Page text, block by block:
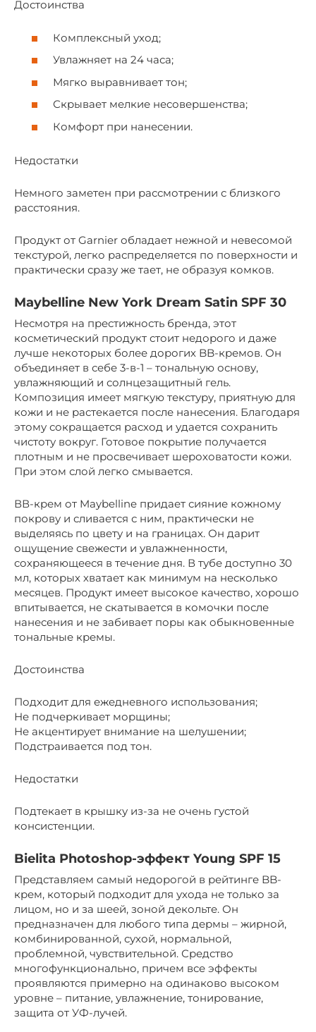
Достоинства
Комплексный уход;
Увлажняет на 24 часа;
Мягко выравнивает тон;
Скрывает мелкие несовершенства;
Комфорт при нанесении.
Недостатки
Немного заметен при рассмотрении с близкого
расстояния.
Продукт от Garnier обладает нежной и невесомой
текстурой, легко распределяется по поверхности и
практически сразу же тает, не образуя комков.
Maybelline New York Dream Satin SPF 30
Несмотря на престижность бренда, этот
косметический продукт стоит недорого и даже
лучше некоторых более дорогих BB-кремов. Он
объединяет в себе 3-в-1 – тональную основу,
увлажняющий и солнцезащитный гель.
Композиция имеет мягкую текстуру, приятную для
кожи и не растекается после нанесения. Благодаря
этому сокращается расход и удается сохранить
чистоту вокруг. Готовое покрытие получается
плотным и не просвечивает шероховатости кожи.
При этом слой легко смывается.
ВВ-крем от Maybelline придает сияние кожному
покрову и сливается с ним, практически не
выделяясь по цвету и на границах. Он дарит
ощущение свежести и увлажненности,
сохраняющееся в течение дня. В тубе доступно 30
мл, которых хватает как минимум на несколько
месяцев. Продукт имеет высокое качество, хорошо
впитывается, не скатывается в комочки после
нанесения и не забивает поры как обыкновенные
тональные кремы.
Достоинства
Подходит для ежедневного использования;
Не подчеркивает морщины;
Не акцентирует внимание на шелушении;
Подстраивается под тон.
Недостатки
Подтекает в крышку из-за не очень густой
консистенции.
Bielita Photoshop-эффект Young SPF 15
Представляем самый недорогой в рейтинге BB-
крем, который подходит для ухода не только за
лицом, но и за шеей, зоной декольте. Он
предназначен для любого типа дермы – жирной,
комбинированной, сухой, нормальной,
проблемной, чувствительной. Средство
многофункционально, причем все эффекты
проявляются примерно на одинаково высоком
уровне – питание, увлажнение, тонирование,
защита от УФ-лучей.